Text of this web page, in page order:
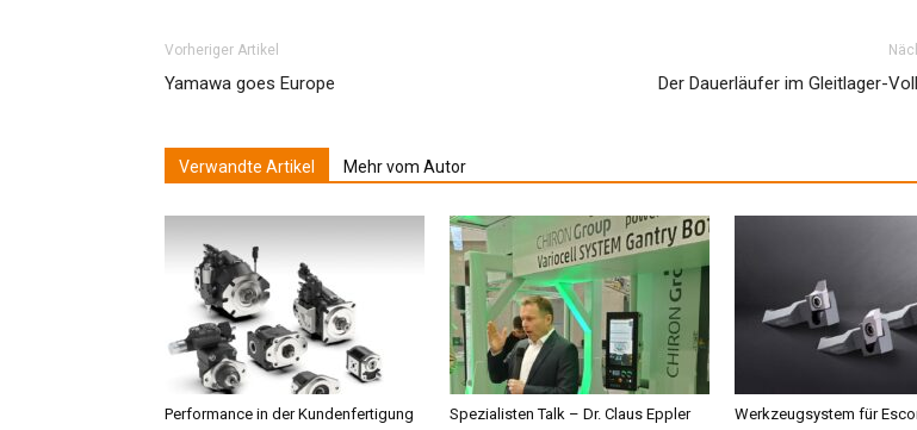
Vorheriger Artikel
Yamawa goes Europe Der Dauerläufer im Gleitlager-
Verwandte Artikel Mehr vom Autor
Performance in der Kundenfertigung
Spezialisten Talk – Dr. Claus Eppler
Werkzeugsystem für